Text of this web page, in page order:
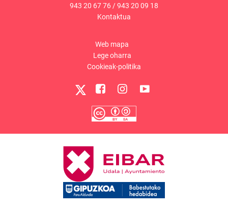
943 20 67 76/943 20 09 18
Kontaktua
Web mapa
Lege oharra
Cookieak-politika